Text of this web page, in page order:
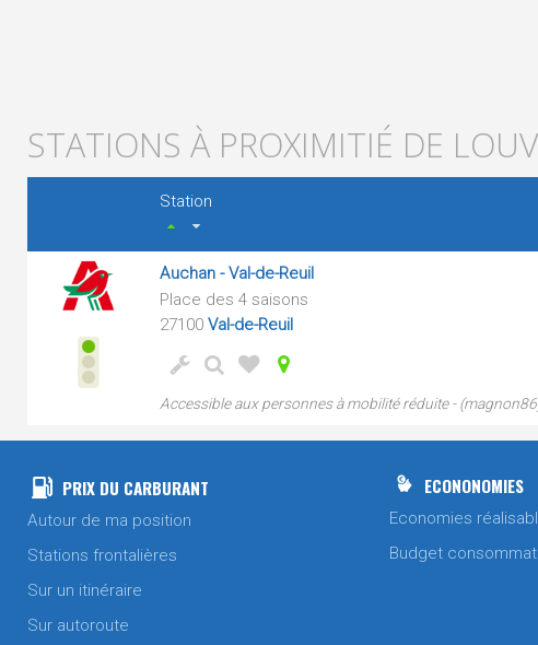
STATIONS À PROXIMITIÉ DE
Station
Auchan - Val-de-Reuil
Place des 4 saisons
27100 Val-de-Reuil
Accessible aux personnes à mobilité réduite -
PRIX DU CARBURANT
Autour de ma position
Stations frontalières
Sur un itinéraire
Sur autoroute
ECONONOMIES
Economies
Budget